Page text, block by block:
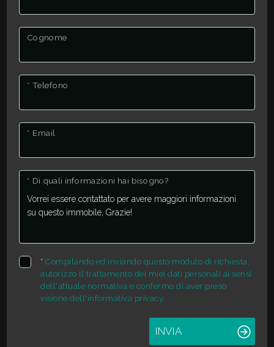
Cognome
* Telefono
* Email
* Di quali informazioni hai bisogno?
*Compilando ed inviando questo modulo di richiesta,
autorizzo il trattamento dei miei dati personali ai sensi
dell'attuale normativa e confermo di aver preso
visione dell'informativa privacy.
INVIA